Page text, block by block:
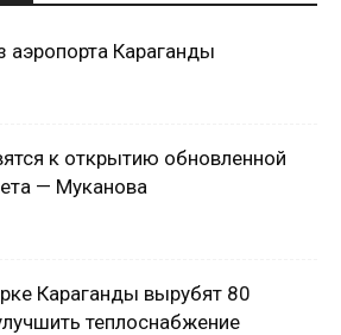
Караганды
к открытию обновленной
— Муканова
Караганды вырубят 80
теплоснабжение